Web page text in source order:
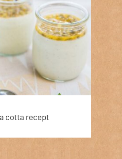
cotta recept